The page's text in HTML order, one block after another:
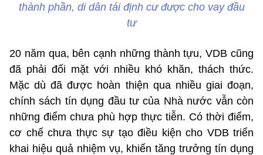
thành phần, di dân tái định cư được cho vay đầu
tư
20 năm qua, bên cạnh những thành tựu, VDB cũng
đã phải đối mặt với nhiều khó khăn, thách thức.
Mặc dù đã được hoàn thiện qua nhiều giai đoạn,
chính sách tín dụng đầu tư của Nhà nước vẫn còn
những điểm chưa phù hợp thực tiễn. Có thời điểm,
cơ chế chưa thực sự tạo điều kiện cho VDB triển
khai hiệu quả nhiệm vụ, khiến tăng trưởng tín dụng